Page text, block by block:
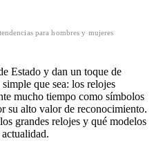
para hombres y mujeres
Estado y dan un toque de
que sea: los relojes
mucho tiempo como símbolos
su alto valor de reconocimiento.
grandes relojes y qué modelos